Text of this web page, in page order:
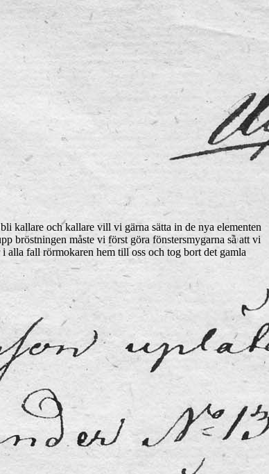
kallare och kallare vill vi gärna sätta in de nya elementen
bröstningen måste vi först göra fönstersmygarna så att vi
fall rörmokaren hem till oss och tog bort det gamla